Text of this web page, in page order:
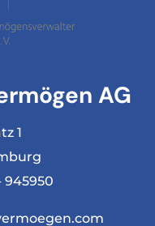
AG
1
945950